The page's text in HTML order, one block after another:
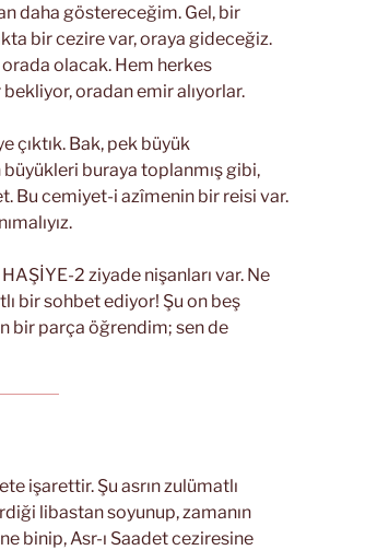
daha göstereceğim. Gel, bir
bir cezire var, oraya gideceğiz.
orada olacak. Hem herkes
oradan emir alıyorlar.
çıktık. Bak, pek büyük
buraya toplanmış gibi,
Bu cemiyet-i azîmenin bir reisi var.
2 ziyade nişanları var. Ne
bir sohbet ediyor! Şu on beş
bir parça öğrendim; sen de
işarettir. Şu asrın zulümatlı
libastan soyunup, zamanın
binip, Asr-ı Saadet ceziresine